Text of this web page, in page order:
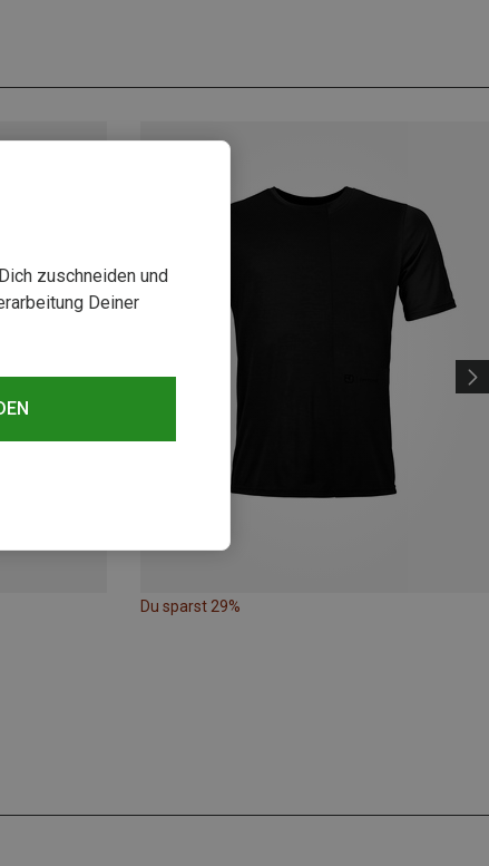
Du sparst 29%
zuschneiden und
Deiner